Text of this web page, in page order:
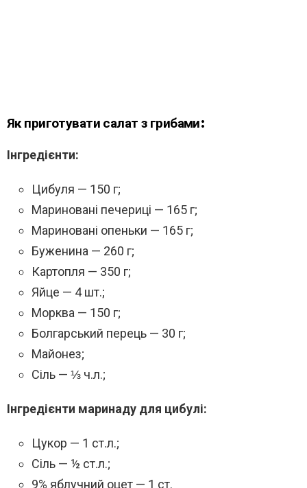
Як приготувати салат з грибами:
Інгредієнти:
Цибуля — 150 г;
Мариновані печериці — 165 г;
Мариновані опеньки — 165 г;
Буженина — 260 г;
Картопля — 350 г;
Яйце — 4 шт.;
Морква — 150 г;
Болгарський перець — 30 г;
Майонез;
Сіль — ⅓ ч.л.;
Інгредієнти маринаду для цибулі:
Цукор — 1 ст.л.;
Сіль — ½ ст.л.;
9% яблучний оцет — 1 ст.